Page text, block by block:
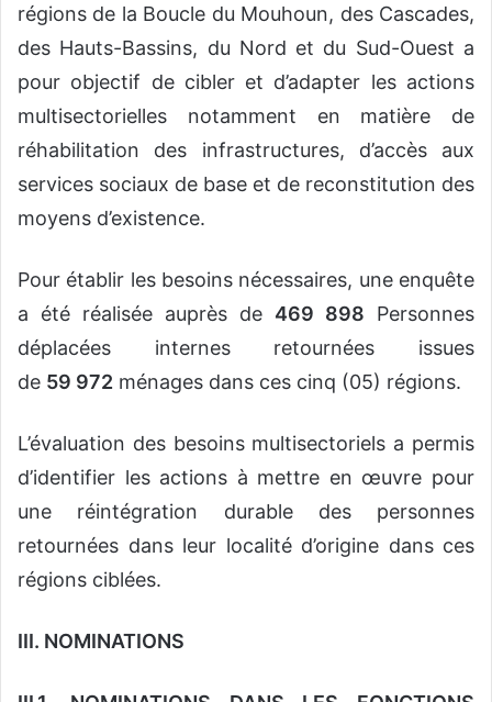
régions de la Boucle du Mouhoun, des Cascades,
des Hauts-Bassins, du Nord et du Sud-Ouest a
pour objectif de cibler et d’adapter les actions
multisectorielles notamment en matière de
réhabilitation des infrastructures, d’accès aux
services sociaux de base et de reconstitution des
moyens d’existence.
Pour établir les besoins nécessaires, une enquête
a été réalisée auprès de 469 898 Personnes
déplacées internes retournées issues
de 59 972 ménages dans ces cinq (05) régions.
L’évaluation des besoins multisectoriels a permis
d’identifier les actions à mettre en œuvre pour
une réintégration durable des personnes
retournées dans leur localité d’origine dans ces
régions ciblées.
III. NOMINATIONS